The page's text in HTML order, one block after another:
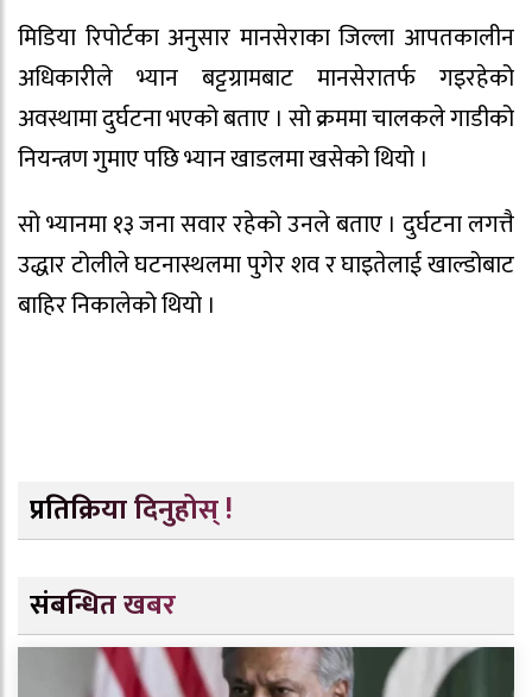
मिडिया रिपोर्टका अनुसार मानसेराका जिल्ला आपतकालीन
अधिकारीले भ्यान बट्टग्रामबाट मानसेरातर्फ गइरहेको
अवस्थामा दुर्घटना भएको बताए । सो क्रममा चालकले गाडीको
नियन्त्रण गुमाए पछि भ्यान खाडलमा खसेको थियो ।
सो भ्यानमा १३ जना सवार रहेको उनले बताए । दुर्घटना लगत्तै
उद्धार टोलीले घटनास्थलमा पुगेर शव र घाइतेलाई खाल्डोबाट
बाहिर निकालेको थियो ।
प्रतिक्रिया दिनुहोस् !
संबन्धित खबर